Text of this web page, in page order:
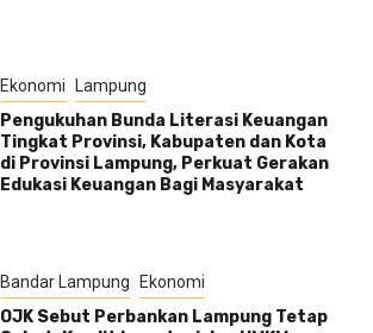
Ekonomi Lampung
Pengukuhan Bunda Literasi Keuangan
Tingkat Provinsi, Kabupaten dan Kota
di Provinsi Lampung, Perkuat Gerakan
Edukasi Keuangan Bagi Masyarakat
Bandar Lampung Ekonomi
OJK Sebut Perbankan Lampung Tetap